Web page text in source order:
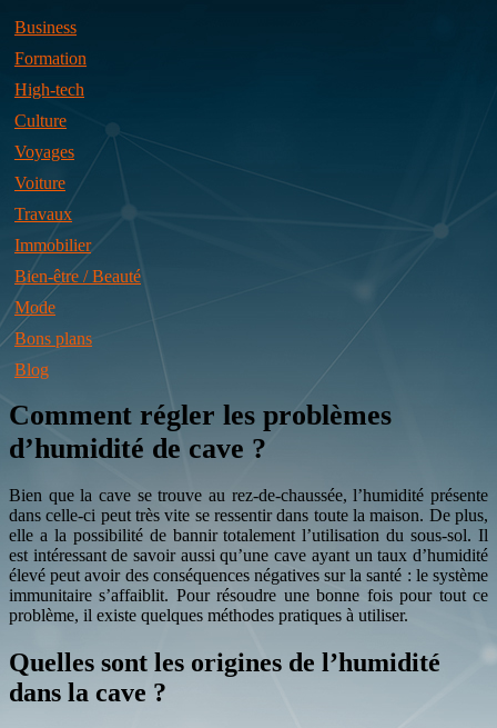
Business
Formation
High-tech
Culture
Voyages
Voiture
Travaux
Immobilier
Bien-être / Beauté
Mode
Bons plans
Blog
Comment régler les problèmes
d’humidité de cave ?
Bien que la cave se trouve au rez-de-chaussée, l’humidité présente
dans celle-ci peut très vite se ressentir dans toute la maison. De plus,
elle a la possibilité de bannir totalement l’utilisation du sous-sol. Il
est intéressant de savoir aussi qu’une cave ayant un taux d’humidité
élevé peut avoir des conséquences négatives sur la santé : le système
immunitaire s’affaiblit. Pour résoudre une bonne fois pour tout ce
problème, il existe quelques méthodes pratiques à utiliser.
Quelles sont les origines de l’humidité
dans la cave ?